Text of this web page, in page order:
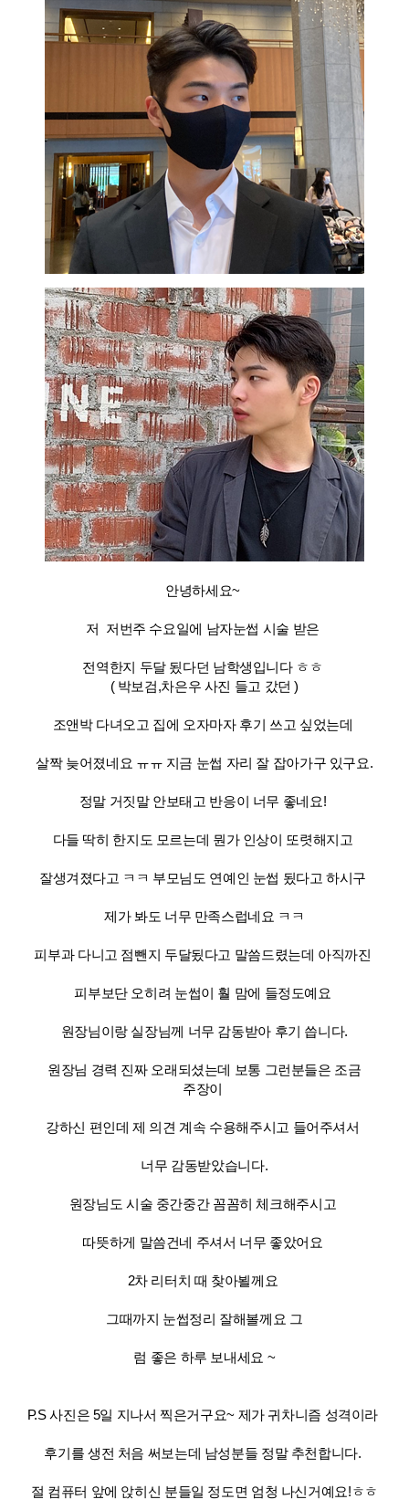
안녕하세요~
저 저번주 수요일에 남자눈썹 시술 받은
전역한지 두달 됬다던 남학생입니다 ㅎㅎ
( 박보검,차은우 사진 들고 갔던 )
조앤박 다녀오고 집에 오자마자 후기 쓰고 싶었는데
살짝 늦어졌네요 ㅠㅠ 지금 눈썹 자리 잘 잡아가구 있구요.
정말 거짓말 안보태고 반응이 너무 좋네요!
다들 딱히 한지도 모르는데 뭔가 인상이 또렷해지고
잘생겨졌다고 ㅋㅋ 부모님도 연예인 눈썹 됬다고 하시구
제가 봐도 너무 만족스럽네요 ㅋㅋ
피부과 다니고 점뺀지 두달됬다고 말씀드렸는데 아직까진
피부보단 오히려 눈썹이 훨 맘에 들정도예요
원장님이랑 실장님께 너무 감동받아 후기 씁니다.
원장님 경력 진짜 오래되셨는데 보통 그런분들은 조금
주장이
강하신 편인데 제 의견 계속 수용해주시고 들어주셔서
너무 감동받았습니다.
원장님도 시술 중간중간 꼼꼼히 체크해주시고
따뜻하게 말씀건네 주셔서 너무 좋았어요
2차 리터치 때 찾아뵐께요
그때까지 눈썹정리 잘해볼께요 그
럼 좋은 하루 보내세요 ~
P.S 사진은 5일 지나서 찍은거구요~ 제가 귀차니즘 성격이라
후기를 생전 처음 써보는데 남성분들 정말 추천합니다.
절 컴퓨터 앞에 앉히신 분들일 정도면 엄청 나신거예요!ㅎㅎ